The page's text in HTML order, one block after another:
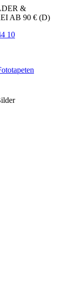
&
AB 90 € (D)
10